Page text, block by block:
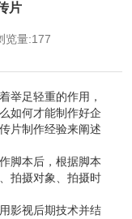
片
览量:177
举足轻重的作用，
如何才能制作好企
片制作经验来阐述
脚本后，根据脚本
拍摄对象、拍摄时
影视后期技术并结